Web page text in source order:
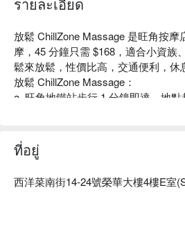
放鬆 ChillZone Massage 是旺角按
摩，45 分鐘只需 $168，適合小資族
鬆來放鬆，性價比高，交通便利，休
放鬆 ChillZone Massage：
a. 旺角地鐵站步行 1 分鐘即達，地點
旺角按摩 - 放鬆 ChillZone Massage
ที่อยู่
西洋菜南街14-24號榮華大樓4樓E室